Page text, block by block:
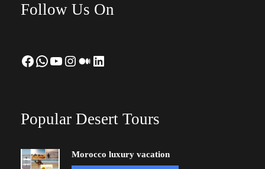
Follow Us On
Facebook WhatsApp YouTube Instagram Medium LinkedIn
Popular Desert Tours
Morocco luxury vacation